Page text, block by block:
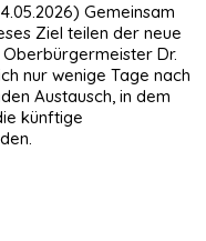
Gemeinsam
Ziel teilen der neue
Dr.
nur wenige Tage nach
Austausch, in dem
künftige